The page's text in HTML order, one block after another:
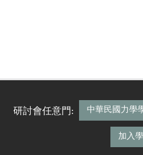
研討會任意門: 中華民國力學
加入